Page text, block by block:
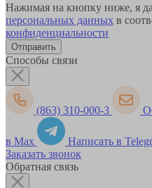
Нажимая на кнопку ниже, я
персональных данных в
конфиденциальности
Способы связи
(863) 310-000-3
в Max
Написать в
Заказать звонок
Обратная связь